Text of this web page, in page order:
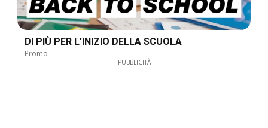
DI PIÙ PER L'INIZIO DELLA SCUOLA
Promo
PUBBLICITÀ